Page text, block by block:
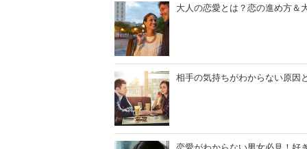
大人の恋愛とは？恋の進め方＆
相手の気持ちがわからない原因